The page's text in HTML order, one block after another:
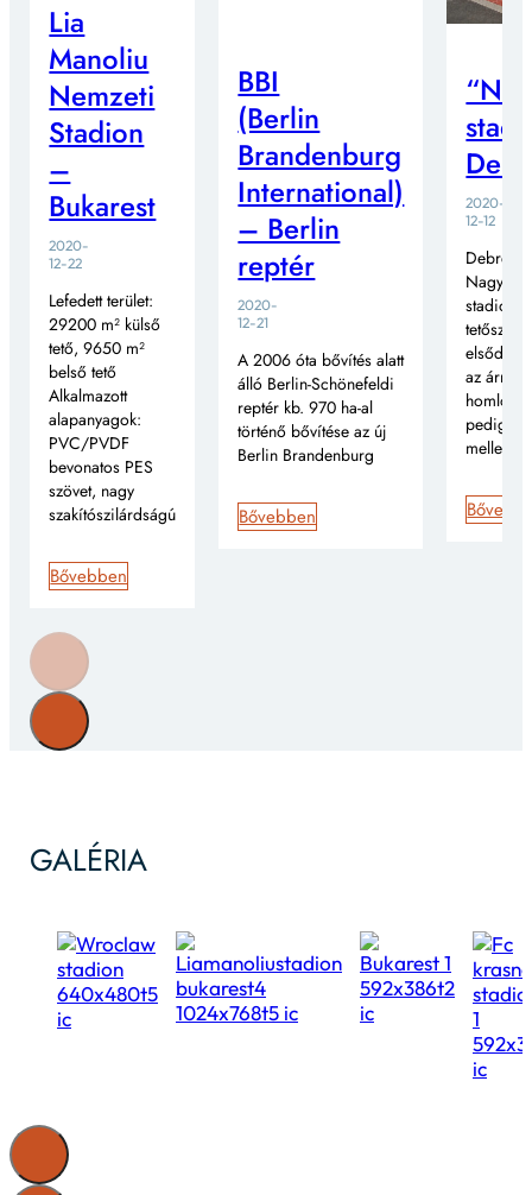
Lia
Manoliu
Nemzeti
Stadion
–
Bukarest
2020-
12-22
Lefedett terület:
29200 m² külső
tető, 9650 m²
belső tető
Alkalmazott
alapanyagok:
PVC/PVDF
bevonatos PES
szövet, nagy
szakítószilárdságú
Bővebben
BBI
(Berlin
Brandenburg
International)
– Berlin
reptér
2020-
12-21
A 2006 óta bővítés alatt
álló Berlin-Schönefeldi
reptér kb. 970 ha-al
történő bővítése az új
Berlin Brandenburg
Bővebben
2020-
12-12
az
pedig a
mellett
GALÉRIA